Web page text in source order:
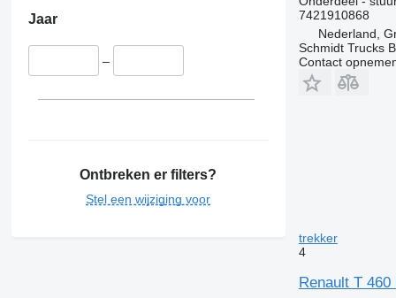
Jaar
–
Ontbreken er filters?
Stel een wijziging voor
7421910868
Nederland,
Schmidt Trucks
Contact
trekker
4
Renault T